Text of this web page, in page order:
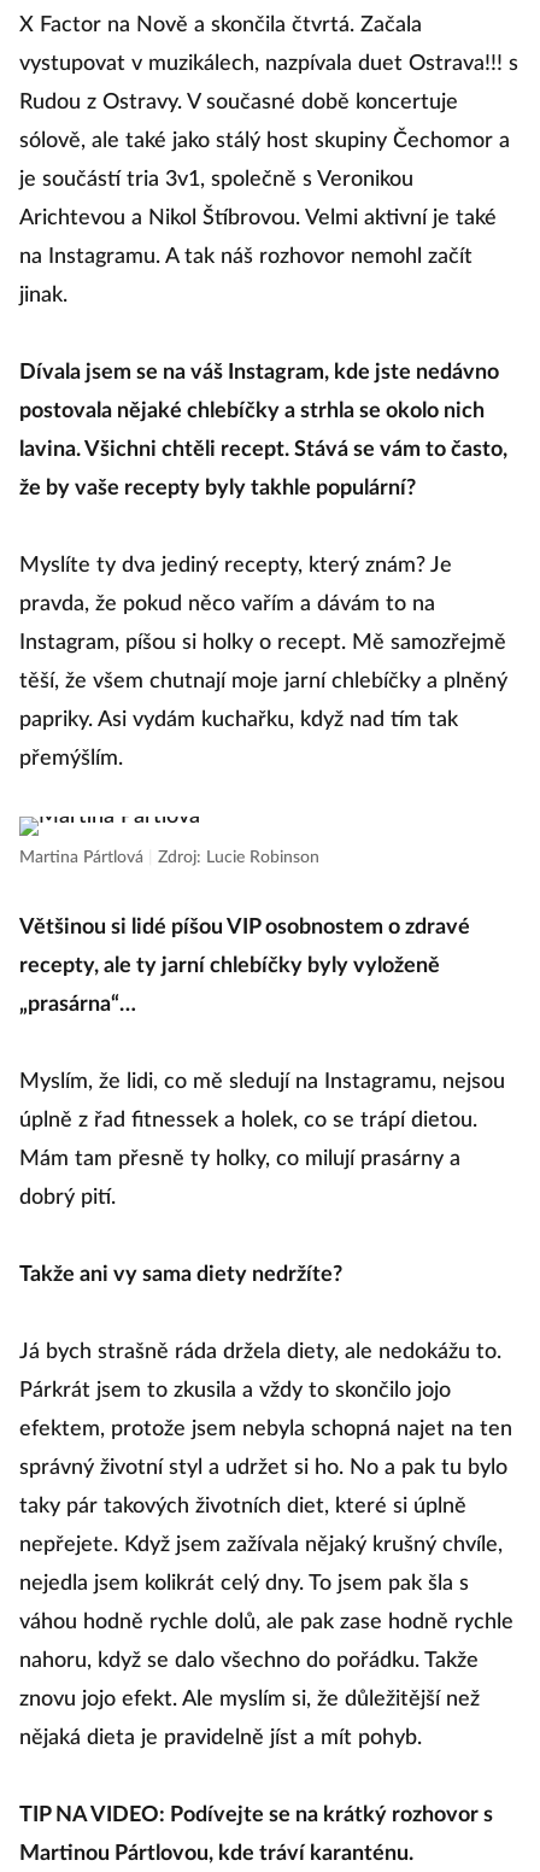
X Factor na Nově a skončila čtvrtá. Začala
vystupovat v muzikálech, nazpívala duet Ostrava!!! s
Rudou z Ostravy. V současné době koncertuje
sólově, ale také jako stálý host skupiny Čechomor a
je součástí tria 3v1, společně s Veronikou
Arichtevou a Nikol Štíbrovou. Velmi aktivní je také
na Instagramu. A tak náš rozhovor nemohl začít
jinak.
Dívala jsem se na váš Instagram, kde jste nedávno
postovala nějaké chlebíčky a strhla se okolo nich
lavina. Všichni chtěli recept. Stává se vám to často,
že by vaše recepty byly takhle populární?
Myslíte ty dva jediný recepty, který znám? Je
pravda, že pokud něco vařím a dávám to na
Instagram, píšou si holky o recept. Mě samozřejmě
těší, že všem chutnají moje jarní chlebíčky a plněný
papriky. Asi vydám kuchařku, když nad tím tak
přemýšlím.
Martina Pártlová Zdroj: Lucie Robinson
Většinou si lidé píšou VIP osobnostem o zdravé
recepty, ale ty jarní chlebíčky byly vyloženě
„prasárna“…
Myslím, že lidi, co mě sledují na Instagramu, nejsou
úplně z řad fitnessek a holek, co se trápí dietou.
Mám tam přesně ty holky, co milují prasárny a
dobrý pití.
Takže ani vy sama diety nedržíte?
Já bych strašně ráda držela diety, ale nedokážu to.
Párkrát jsem to zkusila a vždy to skončilo jojo
efektem, protože jsem nebyla schopná najet na ten
správný životní styl a udržet si ho. No a pak tu bylo
taky pár takových životních diet, které si úplně
nepřejete. Když jsem zažívala nějaký krušný chvíle,
nejedla jsem kolikrát celý dny. To jsem pak šla s
váhou hodně rychle dolů, ale pak zase hodně rychle
nahoru, když se dalo všechno do pořádku. Takže
znovu jojo efekt. Ale myslím si, že důležitější než
nějaká dieta je pravidelně jíst a mít pohyb.
TIP NA VIDEO: Podívejte se na krátký rozhovor s
Martinou Pártlovou, kde tráví karanténu.